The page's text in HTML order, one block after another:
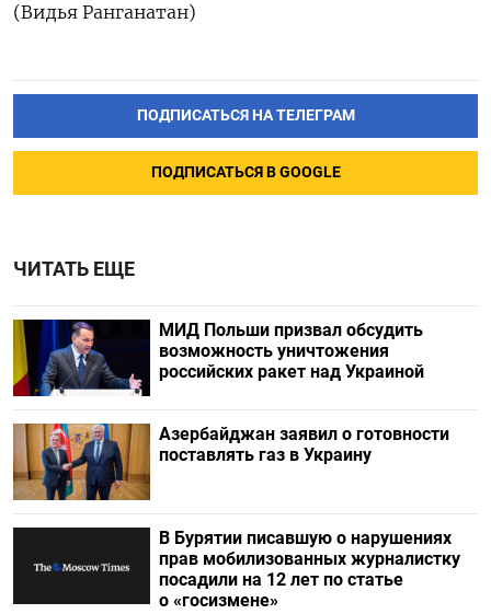
(Видья Ранганатан)
ПОДПИСАТЬСЯ НА ТЕЛЕГРАМ
ПОДПИСАТЬСЯ В GOOGLE
ЧИТАТЬ ЕЩЕ
МИД Польши призвал обсудить
возможность уничтожения
российских ракет над Украиной
Азербайджан заявил о готовности
поставлять газ в Украину
В Бурятии писавшую о нарушениях
прав мобилизованных журналистку
посадили на 12 лет по статье
о «госизмене»